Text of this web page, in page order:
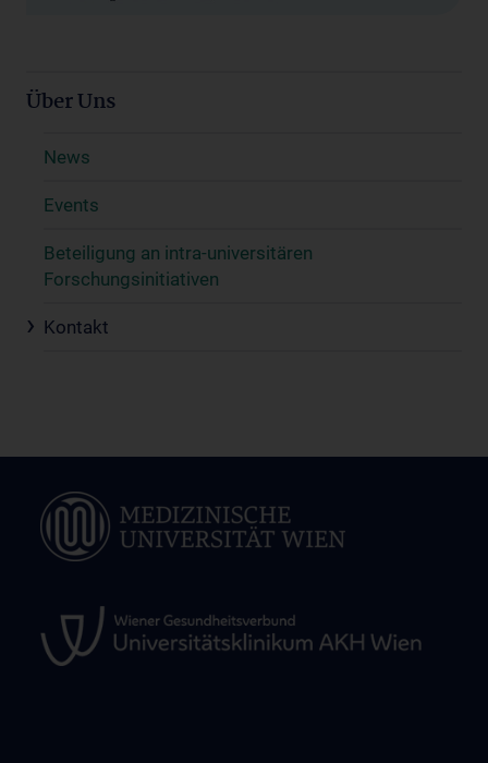
Über Uns
News
Events
Beteiligung an intra-universitären
Forschungsinitiativen
Kontakt